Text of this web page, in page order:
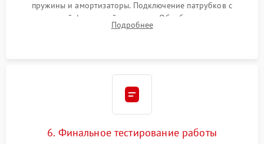
пружины и амортизаторы. Подключение патрубков с
надежной фиксацией хомутами. Обработка стыков
герметиком для предотвращения возможных протечек воды.
Подробнее
6. Финальное тестирование работы